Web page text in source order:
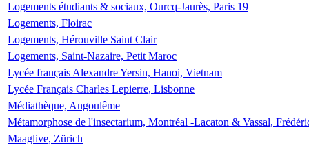
Logements étudiants & sociaux, Ourcq-Jaurès, Paris 19
Logements, Floirac
Logements, Hérouville Saint Clair
Logements, Saint-Nazaire, Petit Maroc
Lycée français Alexandre Yersin, Hanoi, Vietnam
Lycée Français Charles Lepierre, Lisbonne
Médiathèque, Angoulême
Métamorphose de l'insectarium, Montréal -Lacaton & Vassal,
Maaglive, Zürich